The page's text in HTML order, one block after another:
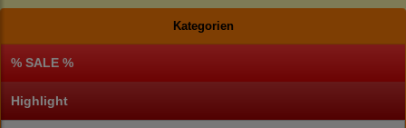
Kategorien
% SALE %
Highlight